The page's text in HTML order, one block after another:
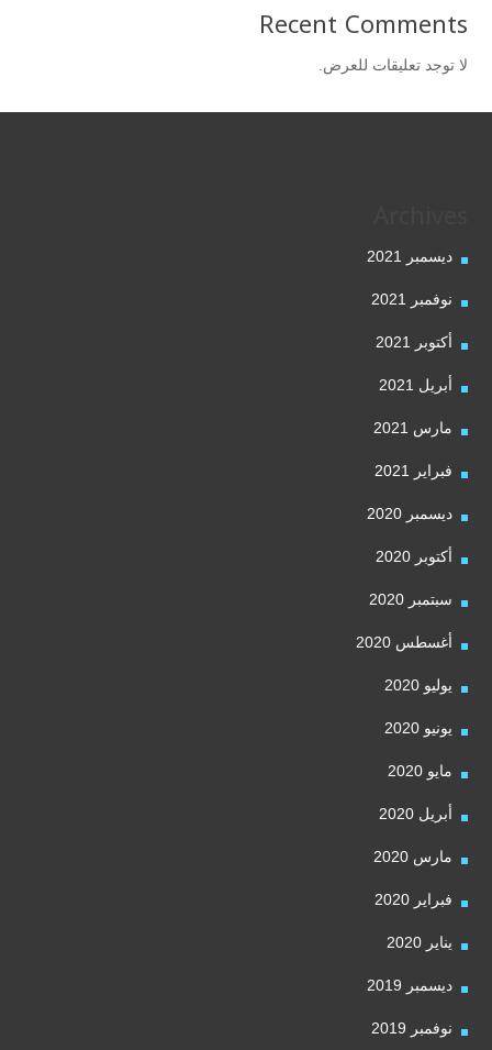
Recent Comments
لا توجد تعليقات للعرض.
ديسمبر 2021
نوفمبر 2021
أكتوبر 2021
أبريل 2021
مارس 2021
فبراير 2021
ديسمبر 2020
أكتوبر 2020
سبتمبر 2020
أغسطس 2020
يوليو 2020
يونيو 2020
مايو 2020
أبريل 2020
مارس 2020
فبراير 2020
يناير 2020
ديسمبر 2019
نوفمبر 2019